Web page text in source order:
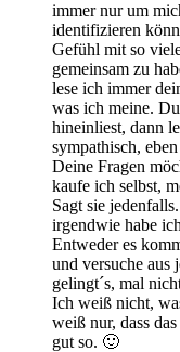
immer nur um
identifizieren
Gefühl mit so
gemeinsam zu
lese ich immer
was ich meine.
hineinliest, dann
sympathisch,
Deine Fragen
kaufe ich selbst,
Sagt sie
irgendwie habe
Entweder es
und versuche aus
gelingt´s, mal
Ich weiß nicht,
weiß nur, dass
gut so. 🙂